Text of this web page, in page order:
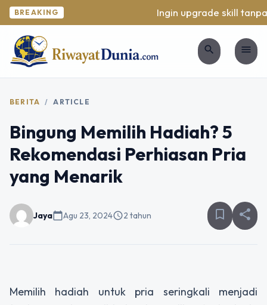
BREAKING Ingin upgrade skill
search menu
BERITA / ARTICLE
Bingung Memilih Hadiah? 5
Rekomendasi Perhiasan Pria
yang Menarik
Jayacalendar_todayAgu 23, 2024schedule2 tahun bookmark_border share
Memilih hadiah untuk pria seringkali menjadi